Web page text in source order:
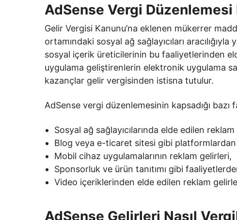
AdSense Vergi
Gelir Vergisi Kanunu’na eklenen mükerrer
ortamındaki sosyal ağ sağlayıcıları
sosyal içerik üreticilerinin bu faaliyetlerinden
uygulama geliştirenlerin elektronik uygulama
kazançlar gelir vergisinden istisna tutulur.
AdSense vergi düzenlemesinin kapsadığı bazı
Sosyal ağ sağlayıcılarında elde edilen
Blog veya e-ticaret sitesi gibi
Mobil cihaz uygulamalarının reklam gelirleri,
Sponsorluk ve ürün tanıtımı gibi
Video içeriklerinden elde edilen reklam
AdSense Gelirleri Nasıl